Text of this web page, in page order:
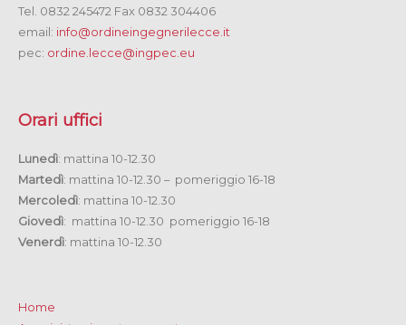
Tel. 0832 245472 Fax 0832 304406
email: info@ordineingegnerilecce.it
pec: ordine.lecce@ingpec.eu
Orari uffici
Lunedì: mattina 10-12.30
Martedì: mattina 10-12.30 – pomeriggio 16-18
Mercoledì: mattina 10-12.30
Giovedì: mattina 10-12.30 pomeriggio 16-18
Venerdì: mattina 10-12.30
Home